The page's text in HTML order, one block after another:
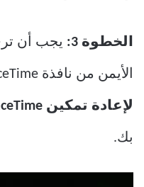
الخطوة 3: يجب أن
الأيمن من نافذة FaceTime. انقر فوق هذا الزر
لإعادة تمكين FaceTime
بك.